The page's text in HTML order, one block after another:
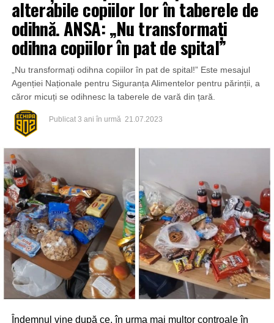
alterabile copiilor lor în taberele de
odihnă. ANSA: „Nu transformați
odihna copiilor în pat de spital”
„Nu transformați odihna copiilor în pat de spital!” Este mesajul
Agenției Naționale pentru Siguranța Alimentelor pentru părinții, a
căror micuți se odihnesc la taberele de vară din țară.
Publicat 3 ani în urmă 21.07.2023
Îndemnul vine după ce, în urma mai multor controale în